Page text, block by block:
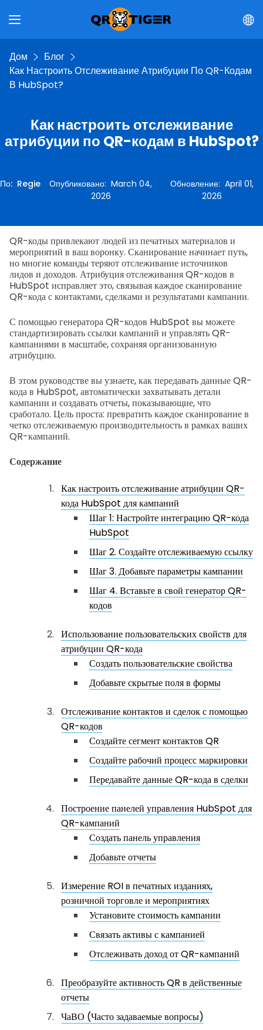
Дом
Блог
Как Настроить Отслеживание Атрибуции По QR-Кодам
В HubSpot?
Как настроить отслеживание
атрибуции по QR-кодам в HubSpot?
По: Regie Опубликовано:March 04,
2026
Обновление:April 01,
2026
QR-коды привлекают людей из печатных материалов и
мероприятий в ваш воронку. Сканирование начинает путь,
но многие команды теряют отслеживание источников
лидов и доходов. Атрибуция отслеживания QR-кодов в
HubSpot исправляет это, связывая каждое сканирование
QR-кода с контактами, сделками и результатами кампании.
С помощью генератора QR-кодов HubSpot вы можете
стандартизировать ссылки кампаний и управлять QR-
кампаниями в масштабе, сохраняя организованную
атрибуцию.
В этом руководстве вы узнаете, как передавать данные QR-
кода в HubSpot, автоматически захватывать детали
кампании и создавать отчеты, показывающие, что
сработало. Цель проста: превратить каждое сканирование в
четко отслеживаемую производительность в рамках ваших
QR-кампаний.
Содержание
Как настроить отслеживание атрибуции QR-
кода HubSpot для кампаний
Шаг 1: Настройте интеграцию QR-кода
HubSpot
Шаг 2. Создайте отслеживаемую ссылку
Шаг 3. Добавьте параметры кампании
Шаг 4. Вставьте в свой генератор QR-
кодов
Использование пользовательских свойств для
атрибуции QR-кода
Создать пользовательские свойства
Добавьте скрытые поля в формы
Отслеживание контактов и сделок с помощью
QR-кодов
Создайте сегмент контактов QR
Создайте рабочий процесс маркировки
Передавайте данные QR-кода в сделки
Построение панелей управления HubSpot для
QR-кампаний
Создать панель управления
Добавьте отчеты
Измерение ROI в печатных изданиях,
розничной торговле и мероприятиях
Установите стоимость кампании
Связать активы с кампанией
Отслеживать доход от QR-кампаний
Преобразуйте активность QR в действенные
отчеты
ЧаВО (Часто задаваемые вопросы)